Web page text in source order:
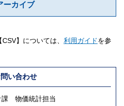
ーカイブ
】については、 利用ガイドを参
い合わせ
課 物価統計担当